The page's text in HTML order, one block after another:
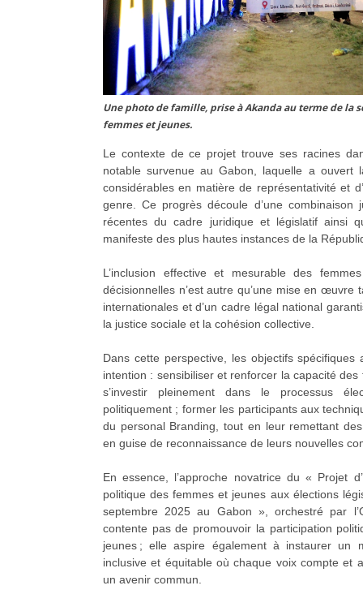
Une photo de famille, prise à Akanda au terme de la
femmes et jeunes.
Le contexte de ce projet trouve ses racines
notable survenue au Gabon, laquelle a ouvert
considérables en matière de représentativité et
genre. Ce progrès découle d’une combinaison
récentes du cadre juridique et législatif ainsi
manifeste des plus hautes instances de la
L’inclusion effective et mesurable des
décisionnelles n’est autre qu’une mise en œuvre
internationales et d’un cadre légal national
la justice sociale et la cohésion collective.
Dans cette perspective, les objectifs spécifiques
intention : sensibiliser et renforcer la capacité
s’investir pleinement dans le processus
politiquement ; former les participants aux
du personal Branding, tout en leur remettant
en guise de reconnaissance de leurs nouvelles
En essence, l’approche novatrice du « Projet
politique des femmes et jeunes aux élections
septembre 2025 au Gabon », orchestré par
contente pas de promouvoir la participation
jeunes ; elle aspire également à instaurer un
inclusive et équitable où chaque voix compte et
un avenir commun.